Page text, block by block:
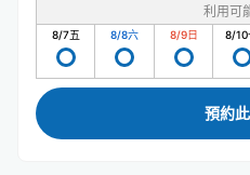
利用可
8/7五 8/8六 8/9日 8/10
預約